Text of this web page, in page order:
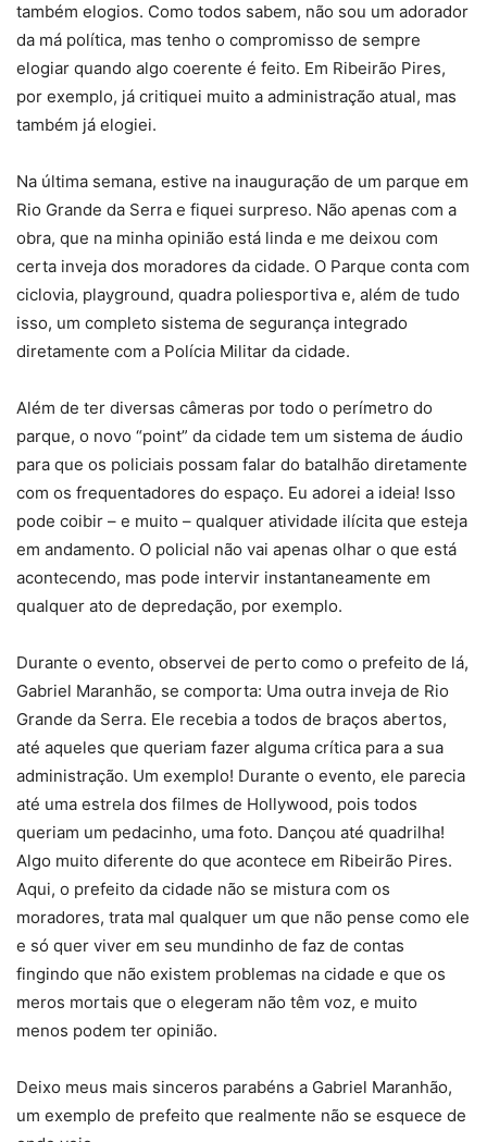
também elogios. Como todos sabem, não sou um adorador
da má política, mas tenho o compromisso de sempre
elogiar quando algo coerente é feito. Em Ribeirão Pires,
por exemplo, já critiquei muito a administração atual, mas
também já elogiei.
Na última semana, estive na inauguração de um parque em
Rio Grande da Serra e fiquei surpreso. Não apenas com a
obra, que na minha opinião está linda e me deixou com
certa inveja dos moradores da cidade. O Parque conta com
ciclovia, playground, quadra poliesportiva e, além de tudo
isso, um completo sistema de segurança integrado
diretamente com a Polícia Militar da cidade.
Além de ter diversas câmeras por todo o perímetro do
parque, o novo “point” da cidade tem um sistema de áudio
para que os policiais possam falar do batalhão diretamente
com os frequentadores do espaço. Eu adorei a ideia! Isso
pode coibir – e muito – qualquer atividade ilícita que esteja
em andamento. O policial não vai apenas olhar o que está
acontecendo, mas pode intervir instantaneamente em
qualquer ato de depredação, por exemplo.
Durante o evento, observei de perto como o prefeito de lá,
Gabriel Maranhão, se comporta: Uma outra inveja de Rio
Grande da Serra. Ele recebia a todos de braços abertos,
até aqueles que queriam fazer alguma crítica para a sua
administração. Um exemplo! Durante o evento, ele parecia
até uma estrela dos filmes de Hollywood, pois todos
queriam um pedacinho, uma foto. Dançou até quadrilha!
Algo muito diferente do que acontece em Ribeirão Pires.
Aqui, o prefeito da cidade não se mistura com os
moradores, trata mal qualquer um que não pense como ele
e só quer viver em seu mundinho de faz de contas
fingindo que não existem problemas na cidade e que os
meros mortais que o elegeram não têm voz, e muito
menos podem ter opinião.
Deixo meus mais sinceros parabéns a Gabriel Maranhão,
um exemplo de prefeito que realmente não se esquece de